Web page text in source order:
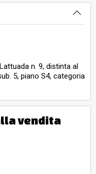
n. 9, distinta al
5, piano S4, categoria
€ 19,52. Coerenze:
corsello comune
– proprietà di terzi.
vendita